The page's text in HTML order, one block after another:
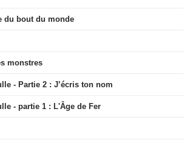
du bout du monde
monstres
- Partie 2 : J’écris ton nom
- partie 1 : L'Âge de Fer